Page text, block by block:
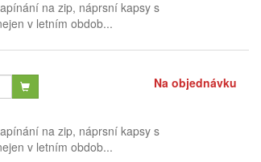
na zip, náprsní kapsy s
v letním obdob...
Na objednávku
na zip, náprsní kapsy s
v letním obdob...